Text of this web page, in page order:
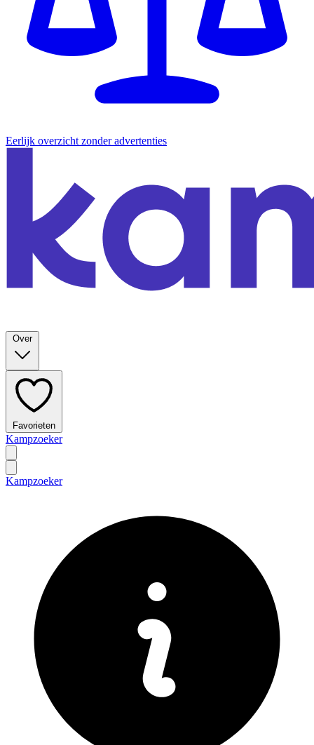
Eerlijk overzicht zonder advertenties
Over
Favorieten
Kampzoeker
Kampzoeker